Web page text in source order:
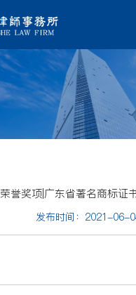
荣誉奖项|广东省著名商标证
发布时间：2021-06-